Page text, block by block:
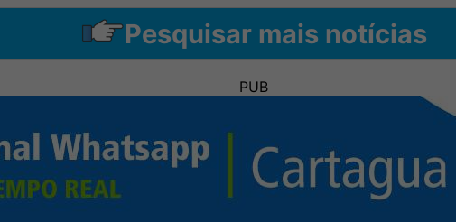
Pesquisar mais notícias
PUB